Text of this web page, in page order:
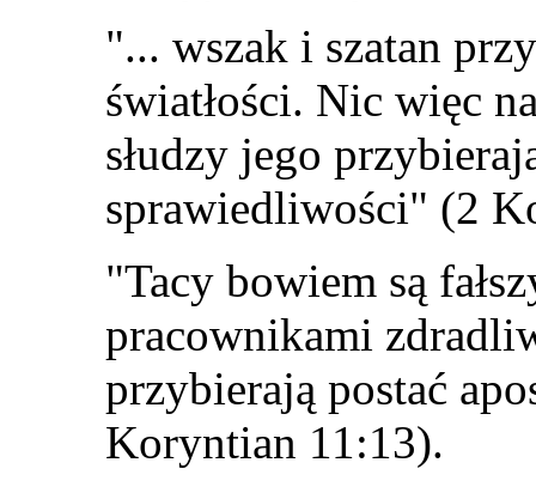
"... wszak i szatan
światłości. Nic więc
słudzy jego
sprawiedliwości" (2
"Tacy bowiem są
pracownikami
przybierają postać
Koryntian 11:13).